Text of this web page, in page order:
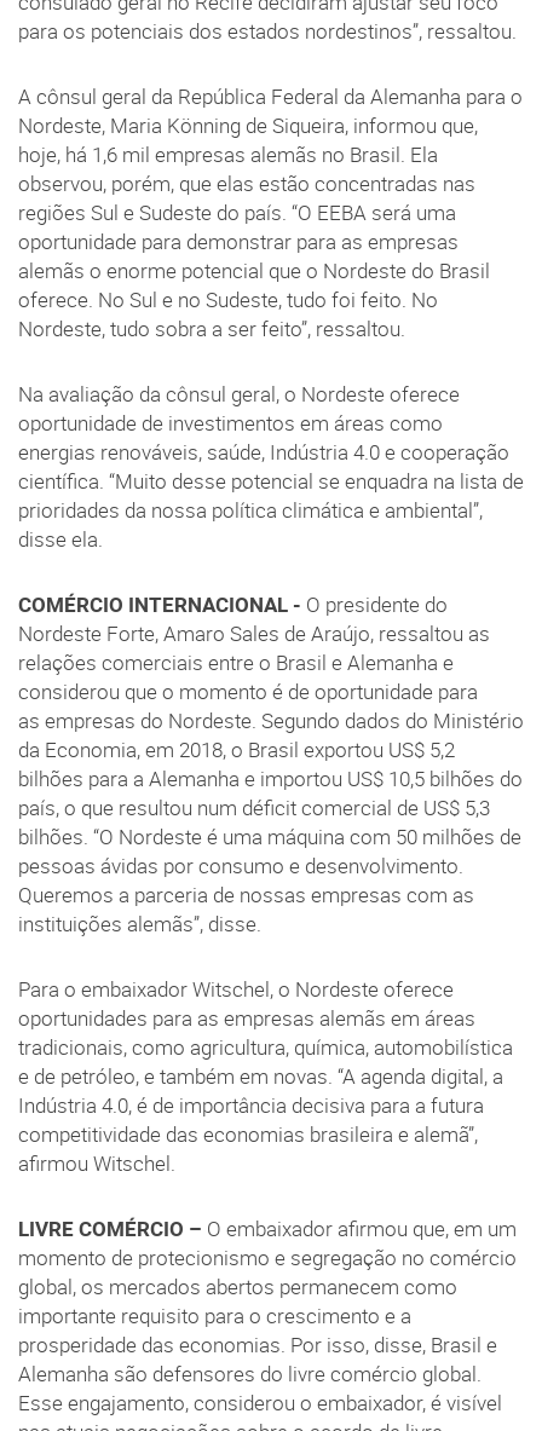
para os potenciais dos estados nordestinos”, ressaltou.
A cônsul geral da República Federal da Alemanha para o
Nordeste, Maria Könning de Siqueira, informou que,
hoje, há 1,6 mil empresas alemãs no Brasil. Ela
observou, porém, que elas estão concentradas nas
regiões Sul e Sudeste do país. “O EEBA será uma
oportunidade para demonstrar para as empresas
alemãs o enorme potencial que o Nordeste do Brasil
oferece. No Sul e no Sudeste, tudo foi feito. No
Nordeste, tudo sobra a ser feito”, ressaltou.
Na avaliação da cônsul geral, o Nordeste oferece
oportunidade de investimentos em áreas como
energias renováveis, saúde, Indústria 4.0 e cooperação
científica. “Muito desse potencial se enquadra na lista de
prioridades da nossa política climática e ambiental”,
disse ela.
COMÉRCIO INTERNACIONAL - O presidente do
Nordeste Forte, Amaro Sales de Araújo, ressaltou as
relações comerciais entre o Brasil e Alemanha e
considerou que o momento é de oportunidade para
as empresas do Nordeste. Segundo dados do Ministério
da Economia, em 2018, o Brasil exportou US$ 5,2
bilhões para a Alemanha e importou US$ 10,5 bilhões do
país, o que resultou num déficit comercial de US$ 5,3
bilhões. “O Nordeste é uma máquina com 50 milhões de
pessoas ávidas por consumo e desenvolvimento.
Queremos a parceria de nossas empresas com as
instituições alemãs”, disse.
Para o embaixador Witschel, o Nordeste oferece
oportunidades para as empresas alemãs em áreas
tradicionais, como agricultura, química, automobilística
e de petróleo, e também em novas. “A agenda digital, a
Indústria 4.0, é de importância decisiva para a futura
competitividade das economias brasileira e alemã”,
afirmou Witschel.
LIVRE COMÉRCIO – O embaixador afirmou que, em um
momento de protecionismo e segregação no comércio
global, os mercados abertos permanecem como
importante requisito para o crescimento e a
prosperidade das economias. Por isso, disse, Brasil e
Alemanha são defensores do livre comércio global.
Esse engajamento, considerou o embaixador, é visível